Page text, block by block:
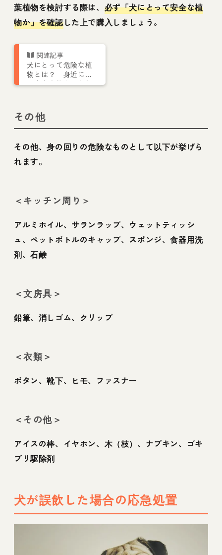
葉植物を検討する際は、 必ず「犬にとって安全な植
物か」を確認した上で購入しましょう。
犬にとって危険な植
物とは？ 身近に潜
む中毒症状を引き起
植物
その他
その他、身の回りの危険なものとして以下が挙げら
れます。
＜キッチン周り＞
アルミホイル、サランラップ、ウェットティッシ
ュ、ペットボトルのキャップ、スポンジ、食器用洗
剤、石鹸
＜文房具＞
鉛筆、消しゴム、クリップ
＜衣類＞
ボタン、靴下、ヒモ、ファスナー
＜その他＞
アイスの棒、イヤホン、木（枝）、ナプキン、ゴキ
ブリ駆除剤
犬が誤飲した場合の応急処置